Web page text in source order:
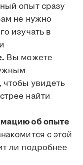
опыт сразу
не нужно
изучать в
Вы можете
увидеть
найти
об опыте
с этой
ли подробнее